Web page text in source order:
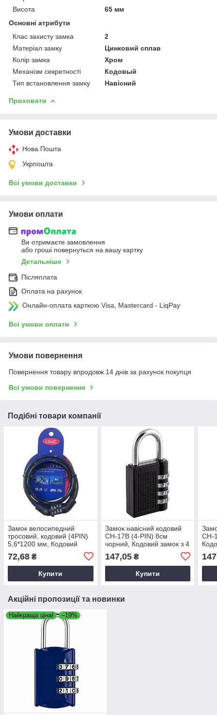
Висота
65 мм
Основні атрибути
Клас захисту замка
2
Матеріал замку
Цинковий сплав
Колір замка
Хром
Механізм секретності
Кодовый
Тип встановлення замку
Навісний
Приховати
Умови доставки
Нова Пошта
Укрпошта
Всі умови доставки
Умови оплати
Ви отримаєте замовлення
або гроші повернуться на вашу картку
Детальніше
Післяплата
Оплата на рахунок
Онлайн-оплата карткою Visa, Mastercard - LiqPay
Всі умови оплати
Умови повернення
Повернення товару впродовж 14 днів за рахунок покупця
Всі умови повернення
Подібні товари компанії
Замок велосипедний
тросовий, кодовий (4PIN)
5,6*1200 мм, Кодовий
замок без ключів, Замок
велосипедний з кодом
72,68 ₴
Купити
Замок навісний кодовий
CH-17В (4-PIN) 8см
чорний, Кодовий замок з 4
Замок з кодом
147,05₴
Купити
CH-
Акційні пропозиції та новинки
Найкраща ціна! –19%